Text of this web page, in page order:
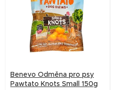
o
Benevo Odměna pro psy
Pawtato Knots Small 150g